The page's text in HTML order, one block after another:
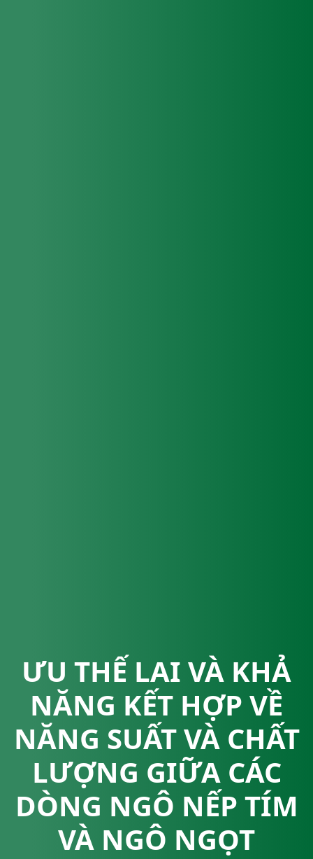
ƯU THẾ LAI VÀ KHẢ
NĂNG KẾT HỢP VỀ
NĂNG SUẤT VÀ CHẤT
LƯỢNG GIỮA CÁC
DÒNG NGÔ NẾP TÍM
VÀ NGÔ NGỌT